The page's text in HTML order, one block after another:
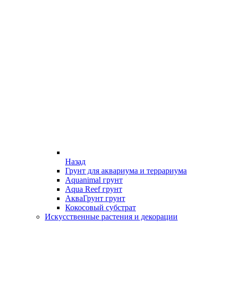
Назад
Грунт для аквариума и террариума
Aquanimal грунт
Aqua Reef грунт
АкваГрунт грунт
Кокосовый субстрат
Искусственные растения и декорации